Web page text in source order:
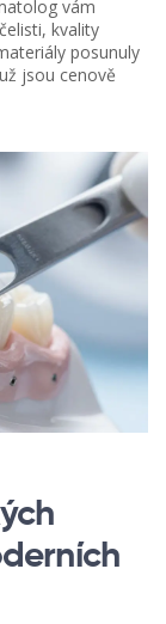
vám
kvality
posunuly
jsou cenově